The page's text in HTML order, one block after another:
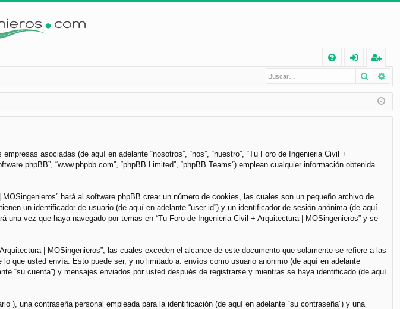
Q
nt
ifi
e
eg
ist
ra
Buscar
asociadas (de aquí en adelante “nosotros”, “nos”, “nuestro”, “Tu Foro de Ingenieria Civil +
phpBB”, “www.phpbb.com”, “phpBB Limited”, “phpBB Teams”) emplean cualquier información obtenida
hará al software phpBB crear un número de cookies, las cuales son un pequeño archivo de
un identificador de usuario (de aquí en adelante “user-id”) y un identificador de sesión anónima (de aquí
vez que haya navegado por temas en “Tu Foro de Ingenieria Civil + Arquitectura | MOSingenieros” y se
| MOSingenieros”, las cuales exceden el alcance de este documento que solamente se refiere a las
que usted envía. Esto puede ser, y no limitado a: envíos como usuario anónimo (de aquí en adelante
“su cuenta”) y mensajes enviados por usted después de registrarse y mientras se haya identificado (de aquí
una contraseña personal empleada para la identificación (de aquí en adelante “su contraseña”) y una